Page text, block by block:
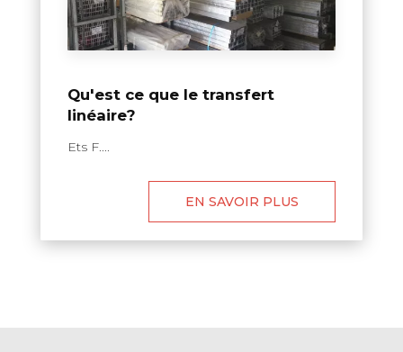
Qu'est ce que le transfert
linéaire?
Ets F....
EN SAVOIR PLUS